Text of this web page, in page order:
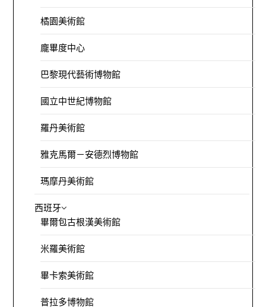
橘園美術館
龐畢度中心
巴黎現代藝術博物館
國立中世紀博物館
羅丹美術館
雅克馬爾－安德烈博物館
瑪摩丹美術館
西班牙
畢爾包古根漢美術館
米羅美術館
畢卡索美術館
普拉多博物館